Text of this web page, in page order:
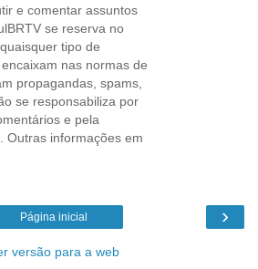
e comentar assuntos
se reserva no
tipo de
nas normas de
propagandas, spams,
se responsabiliza por
e pela
Outras informações em
›
Página inicial
versão para a web